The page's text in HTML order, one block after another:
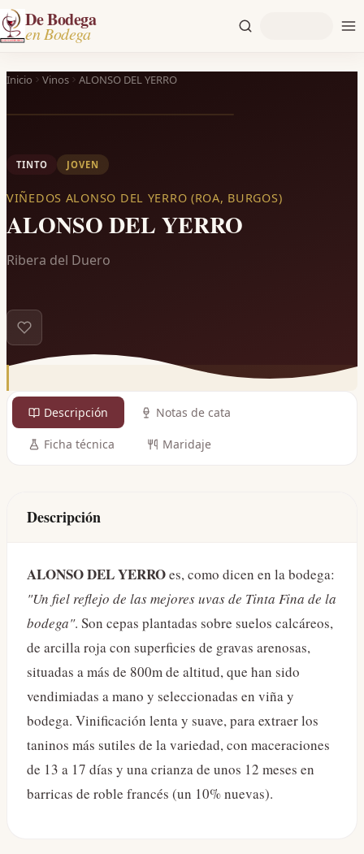
De Bodega
en Bodega
Inicio Vinos ALONSO DEL YERRO
TINTO JOVEN
VIÑEDOS ALONSO DEL YERRO (ROA, BURGOS)
ALONSO DEL YERRO
Ribera del Duero
Descripción Notas de cata
Ficha técnica Maridaje
Descripción
ALONSO DEL YERROes, como dicen en la bodega:
"Un fiel reflejo de las mejores uvas de Tinta Fina de la
bodega". Son cepas plantadas sobre suelos calcáreos,
de arcilla roja con superficies de gravas arenosas,
situadas a más de 800m de altitud, que han sido
vendimiadas a mano y seleccionadas en viña y
bodega. Vinificación lenta y suave, para extraer los
taninos más sutiles de la variedad, con maceraciones
de 13 a 17 días y una crianza de unos 12 meses en
barricas de roble francés (un 10% nuevas).